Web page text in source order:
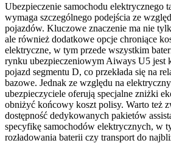
Ubezpieczenie samochodu elektrycznego
wymaga szczególnego podejścia ze
pojazdów. Kluczowe znaczenie ma nie
ale również dodatkowe opcje chroniące
elektryczne, w tym przede wszystkim
rynku ubezpieczeniowym Aiways U5 jest
pojazd segmentu D, co przekłada się na
bazowe. Jednak ze względu na
ubezpieczyciele oferują specjalne zniżki
obniżyć końcowy koszt polisy. Warto też
dostępność dedykowanych pakietów
specyfikę samochodów elektrycznych, w
rozładowania baterii czy transport do